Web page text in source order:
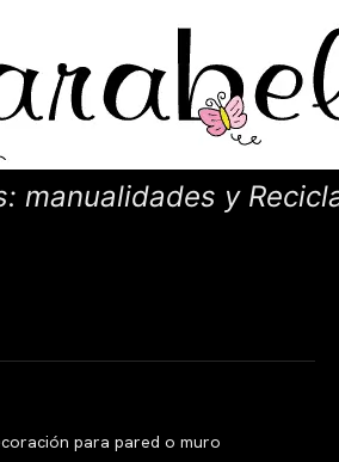
manualidades y
para pared o muro